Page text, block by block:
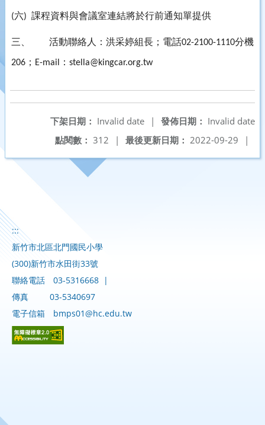
(六) 課程資料與會議室連結將於行前通知單提供
三、 活動聯絡人：洪采婷組長；電話02-2100-1110分機
206 ； E-mail ： stella@kingcar.org.tw
發佈日期： Invalid date
下架日期： Invalid date
|
最後更新日期： 2022-09-29 |
點閱數： 312 |
:::
新竹市北區北門國民小學
(300)新竹市水田街33號
聯絡電話
03-5316668 |
傳真
03-5340697
電子信箱
bmps01@hc.edu.tw